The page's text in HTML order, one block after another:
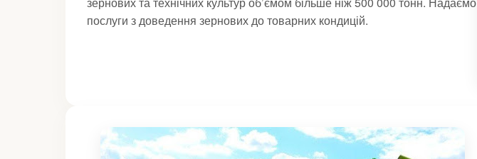
послуги з доведення зернових до товарних кондицій.